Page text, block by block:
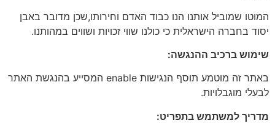
המוטו שמוביל אותנו הנו כבוד האדם וחירותו,שכן מדובר באבן
יסוד בחברה הישראלית כי כולנו שווי זכויות ושווים במהותנו.
שימוש ברכיב ההנגשה:
באתר זה מוטמע תוסף הנגישות enable המסייע בהנגשת האתר
לבעלי מוגבלויות.
מדריך למשתמש בתפריט: